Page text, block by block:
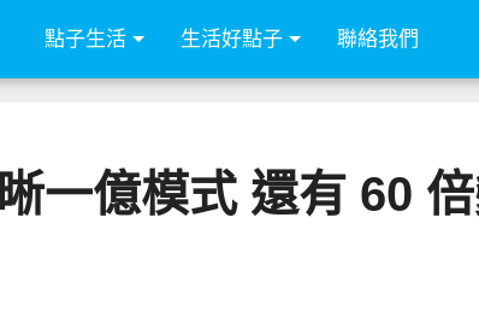
點子生活 生活好點子 聯絡我們
一億模式 還有 60